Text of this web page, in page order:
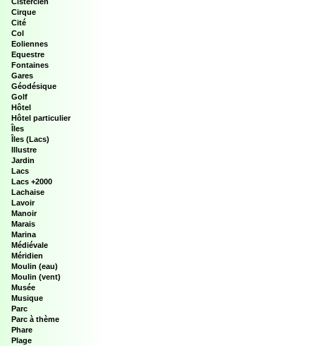
Cirque
Cité
Col
Eoliennes
Equestre
Fontaines
Gares
Géodésique
Golf
Hôtel
Hôtel particulier
Îles
Îles (Lacs)
Illustre
Jardin
Lacs
Lacs +2000
Lachaise
Lavoir
Manoir
Marais
Marina
Médiévale
Méridien
Moulin (eau)
Moulin (vent)
Musée
Musique
Parc
Parc à thème
Phare
Plage